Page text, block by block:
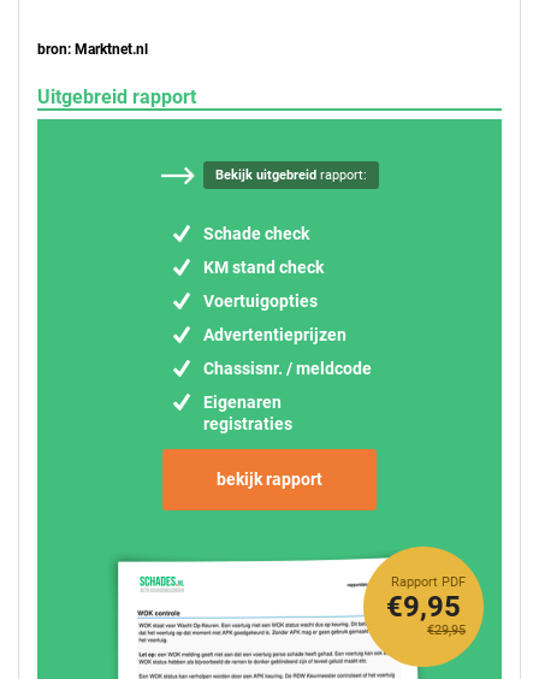
bron: Marktnet.nl
Uitgebreid rapport
Bekijk uitgebreidrapport:
Schade check
KM stand check
Voertuigopties
Advertentieprijzen
Chassisnr. / meldcode
Eigenaren
registraties
bekijk rapport
Rapport PDF
€29,95
€9,95